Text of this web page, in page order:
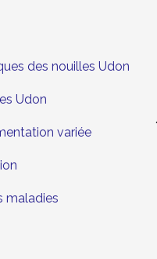
des nouilles Udon
Udon
variée
maladies